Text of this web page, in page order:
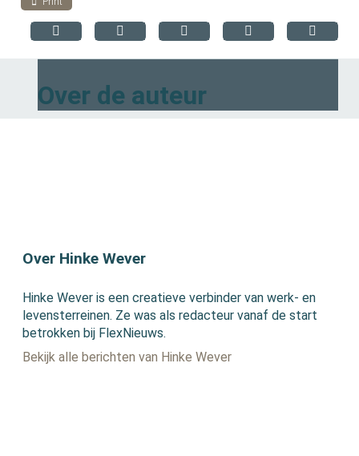
Over de auteur
Over Hinke Wever
Hinke Wever is een creatieve verbinder van werk- en
levensterreinen. Ze was als redacteur vanaf de start
betrokken bij FlexNieuws.
Bekijk alle berichten van Hinke Wever